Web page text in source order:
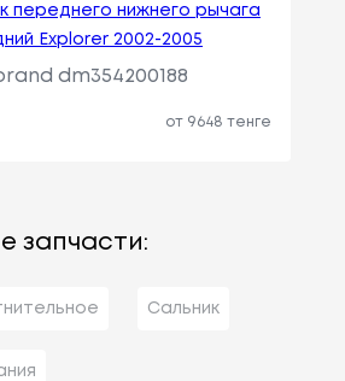
переднего нижнего рычага
Explorer 2002-2005
dm354200188
от 9648 тенге
запчасти:
Сальник